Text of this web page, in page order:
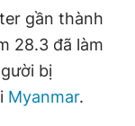
gần thành
28.3 đã làm
bị
Myanmar.